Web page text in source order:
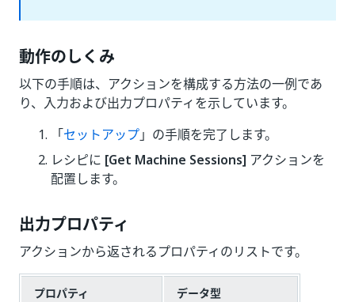
動作のしくみ
以下の手順は、アクションを構成する方法の一例であ
り、入力および出力プロパティを示しています。
「セットアップ」の手順を完了します。
レシピに [Get Machine Sessions] アクションを
配置します。
出力プロパティ
アクションから返されるプロパティのリストです。
プロパティ データ型